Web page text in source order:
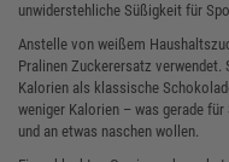
unwiderstehliche Süßigkeit für
Anstelle von weißem
Pralinen Zuckerersatz
Kalorien als klassische
weniger Kalorien – was gerade
und an etwas naschen wollen.